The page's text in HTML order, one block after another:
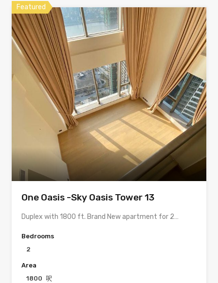
Featured
One Oasis -Sky Oasis Tower 13
Duplex with 1800 ft. Brand New apartment for 2…
Bedrooms
2
Area
1800 呎